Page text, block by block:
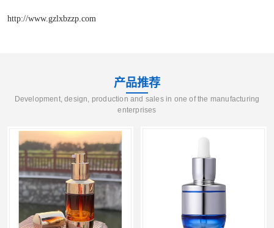
http://www.gzlxbzzp.com
产品推荐
Development, design, production and sales in one of the manufacturing
enterprises